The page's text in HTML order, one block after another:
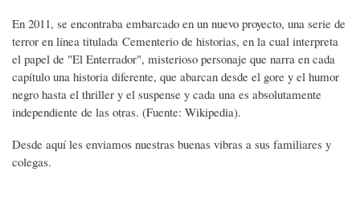
En 2011, se encontraba embarcado en un nuevo proyecto, una serie de
terror en línea titulada Cementerio de historias, en la cual interpreta
el papel de "El Enterrador", misterioso personaje que narra en cada
capítulo una historia diferente, que abarcan desde el gore y el humor
negro hasta el thriller y el suspense y cada una es absolutamente
independiente de las otras. (Fuente: Wikipedia).
Desde aquí les enviamos nuestras buenas vibras a sus familiares y
colegas.